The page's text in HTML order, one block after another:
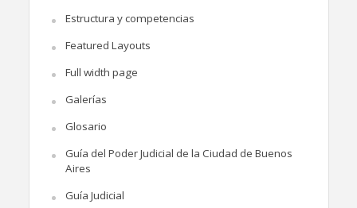
Estructura y competencias
Featured Layouts
Full width page
Galerías
Glosario
Guía del Poder Judicial de la Ciudad de Buenos
Aires
Guía Judicial